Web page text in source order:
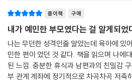
종이책 구매
내가 예민한 부모였다는 걸 알게되었
나는 무던한 성격인줄 알았는데 육아에 있
민한 편이 었던 것 같다. 책을 읽으며 나에
된 느낌. 충분한 휴식과 남편과의 친밀감
부 관계 계좌에 정기적으로 차곡차곡 저축